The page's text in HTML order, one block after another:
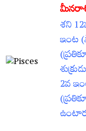
శని
ఇంట
2వ